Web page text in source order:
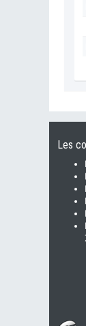
Les